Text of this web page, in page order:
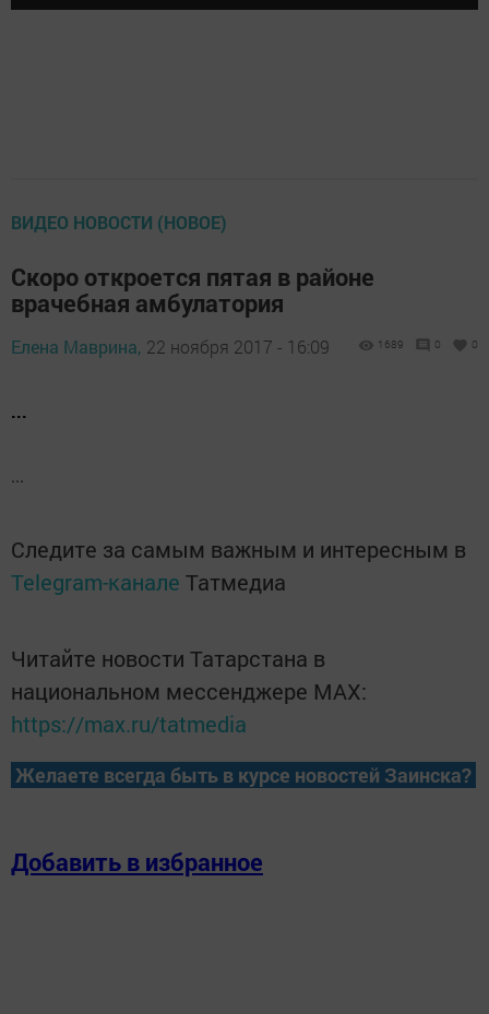
ВИДЕО НОВОСТИ (НОВОЕ)
Скоро откроется пятая в районе
врачебная амбулатория
Елена Маврина, 22 ноября 2017 - 16:09 1689 0 0
...
...
Следите за самым важным и интересным в
Telegram-канале Татмедиа
Читайте новости Татарстана в
национальном мессенджере MАХ:
https://max.ru/tatmedia
Желаете всегда быть в курсе новостей Заинска?
Добавить в избранное